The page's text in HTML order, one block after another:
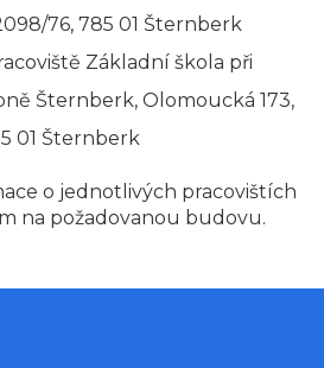
76, 785 01 Šternberk
Základní škola při
Šternberk, Olomoucká 173,
01 Šternberk
o jednotlivých pracovištích
na požadovanou budovu.